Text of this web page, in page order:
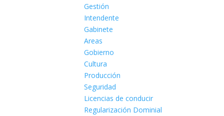
Gestión
Intendente
Gabinete
Areas
Gobierno
Cultura
Producción
Seguridad
Licencias de conducir
Regularización Dominial